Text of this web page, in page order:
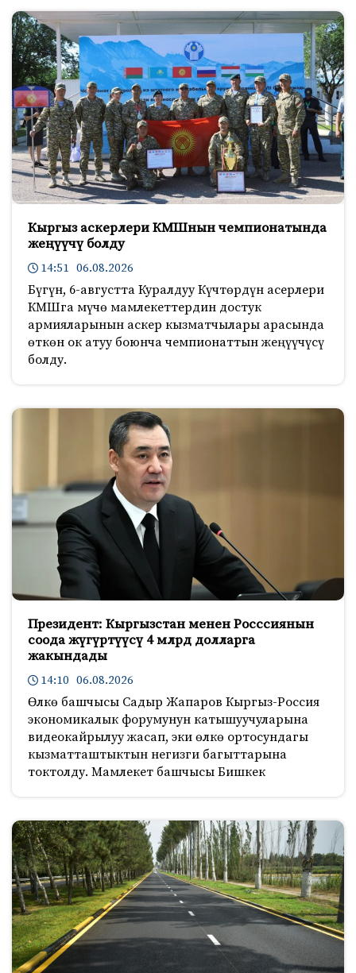
Кыргыз аскерлери КМШнын чемпионатында
жеңүүчү болду
14:51 06.08.2026
Бүгүн, 6-августта Куралдуу Күчтөрдүн асерлери
КМШга мүчө мамлекеттердин достук
армияларынын аскер кызматчылары арасында
өткөн ок атуу боюнча чемпионаттын жеңүүчүсү
болду.
Президент: Кыргызстан менен Росссиянын
соода жүгүртүүсү 4 млрд долларга
жакындады
14:10 06.08.2026
Өлкө башчысы Садыр Жапаров Кыргыз-Россия
экономикалык форумунун катышуучуларына
видеокайрылуу жасап, эки өлкө ортосундагы
кызматташтыктын негизги багыттарына
токтолду. Мамлекет башчысы Бишкек